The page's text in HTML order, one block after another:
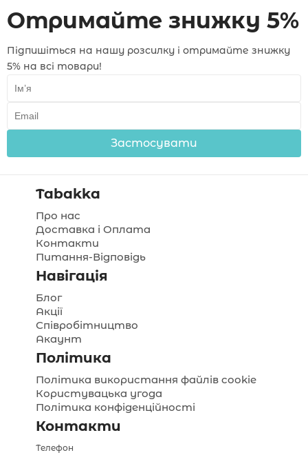
Отримайте знижку 5%
Підпишіться на нашу розсилку і отримайте знижку
5% на всі товари!
Застосувати
Tabakka
Про нас
Доставка і Оплата
Контакти
Питання-Відповідь
Навігація
Блог
Акції
Співробітництво
Акаунт
Політика
Політика використання файлів cookie
Користувацька угода
Політика конфіденційності
Контакти
Телефон